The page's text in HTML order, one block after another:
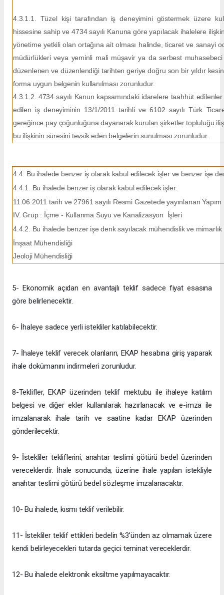
4.3.1.1. Tüzel kişi tarafından iş deneyimini göstermek üzere
hissesine sahip ve 4734 sayılı Kanuna göre yapılacak ihalelere
yönetime yetkili olan ortağına ait olması halinde, ticaret ve sanayi
müdürlükleri veya yeminli mali müşavir ya da serbest
düzenlenen ve düzenlendiği tarihten geriye doğru son bir yıldır
forma uygun belgenin kullanılması zorunludur.
4.3.1.2. 4734 sayılı Kanun kapsamındaki idarelere taahhüt
edilen iş deneyiminin 13/1/2011 tarihli ve 6102 sayılı Türk
gereğince pay çoğunluğuna dayanarak kurulan şirketler topluluğu
bu ilişkinin süresini tevsik eden belgelerin sunulması zorunludur.
4.4. Bu ihalede benzer iş olarak kabul edilecek işler ve benzer işe
4.4.1. Bu ihalede benzer iş olarak kabul edilecek işler:
11.06.2011 tarih ve 27961 sayılı Resmi Gazetede yayınlanan
IV. Grup : İçme - Kullanma Suyu ve Kanalizasyon İşleri
4.4.2. Bu ihalede benzer işe denk sayılacak mühendislik ve
İnşaat Mühendisliği
Jeoloji Mühendisliği
5- Ekonomik açıdan en avantajlı teklif sadece fiyat esasına
göre belirlenecektir.
6- İhaleye sadece yerli istekliler katılabilecektir.
7- İhaleye teklif verecek olanların, EKAP hesabına giriş yaparak
ihale dokümanını indirmeleri zorunludur.
8-Teklifler, EKAP üzerinden teklif mektubu ile ihaleye katılım
belgesi ve diğer ekler kullanılarak hazırlanacak ve e-imza ile
imzalanarak ihale tarih ve saatine kadar EKAP üzerinden
gönderilecektir.
9- İstekliler tekliflerini, anahtar teslimi götürü bedel üzerinden
vereceklerdir. İhale sonucunda, üzerine ihale yapılan istekliyle
anahtar teslimi götürü bedel sözleşme imzalanacaktır.
10- Bu ihalede, kısmı teklif verilebilir.
11- İstekliler teklif ettikleri bedelin %3’ünden az olmamak üzere
kendi belirleyecekleri tutarda geçici teminat vereceklerdir.
12- Bu ihalede elektronik eksiltme yapılmayacaktır.